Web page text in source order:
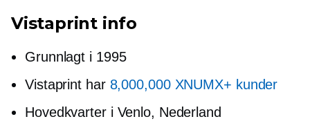
Vistaprint info
Grunnlagt i 1995
Vistaprint har 8,000,000 XNUMX+ kunder
Hovedkvarter i Venlo, Nederland